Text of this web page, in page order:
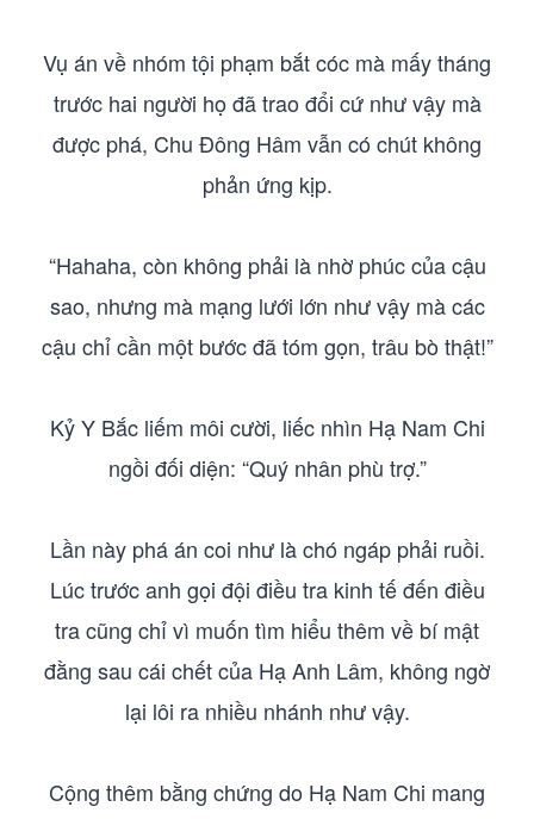
Vụ án về nhóm tội phạm bắt cóc mà mấy tháng
trước hai người họ đã trao đổi cứ như vậy mà
được phá, Chu Đông Hâm vẫn có chút không
phản ứng kịp.
“Hahaha, còn không phải là nhờ phúc của cậu
sao, nhưng mà mạng lưới lớn như vậy mà các
cậu chỉ cần một bước đã tóm gọn, trâu bò thật!”
Kỷ Y Bắc liếm môi cười, liếc nhìn Hạ Nam Chi
ngồi đối diện: “Quý nhân phù trợ.”
Lần này phá án coi như là chó ngáp phải ruồi.
Lúc trước anh gọi đội điều tra kinh tế đến điều
tra cũng chỉ vì muốn tìm hiểu thêm về bí mật
đằng sau cái chết của Hạ Anh Lâm, không ngờ
lại lôi ra nhiều nhánh như vậy.
Cộng thêm bằng chứng do Hạ Nam Chi mang